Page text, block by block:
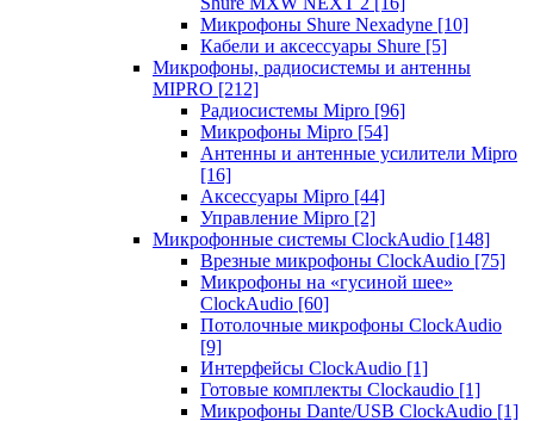
Микрофоны Shure Nexadyne [10]
Кабели и аксессуары Shure [5]
Микрофоны, радиосистемы и антенны
MIPRO [212]
Радиосистемы Mipro [96]
Микрофоны Mipro [54]
Антенны и антенные усилители Mipro
[16]
Аксессуары Mipro [44]
Управление Mipro [2]
Микрофонные системы ClockAudio [148]
Врезные микрофоны ClockAudio [75]
Микрофоны на «гусиной шее»
ClockAudio [60]
Потолочные микрофоны ClockAudio
[9]
Интерфейсы ClockAudio [1]
Готовые комплекты Clockaudio [1]
Микрофоны Dante/USB ClockAudio [1]